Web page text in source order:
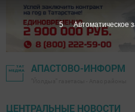
АПАСТОВО-ИНФОРМ
ЦЕНТРАЛЬНЫЕ НОВОСТИ
4 Автоматическое